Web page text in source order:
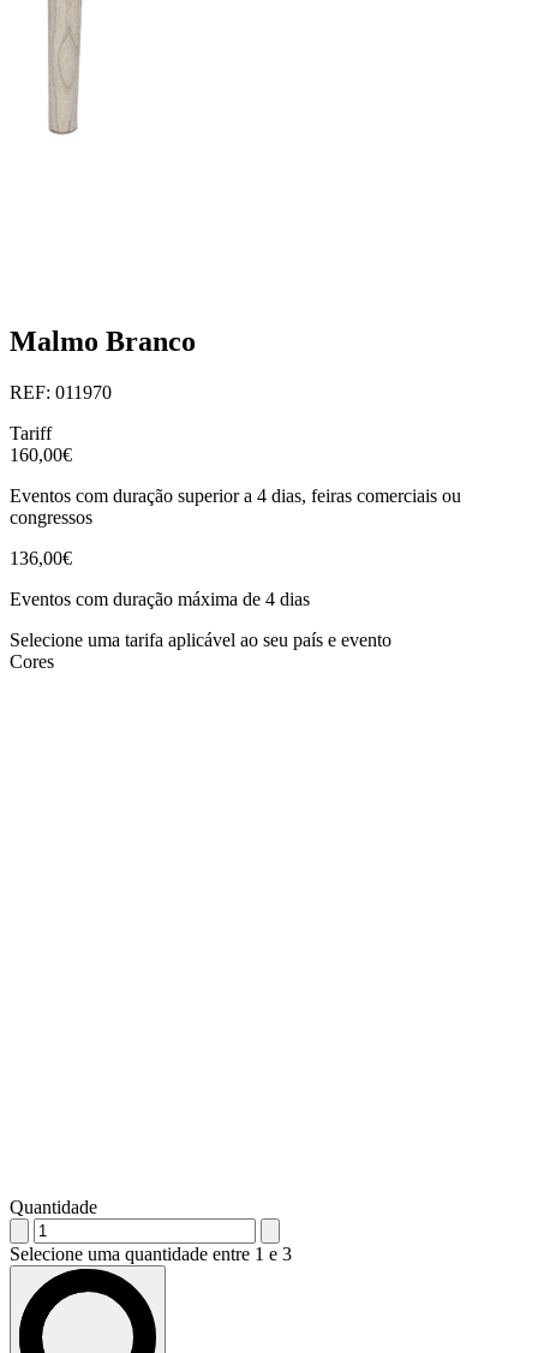
Malmo Branco
REF: 011970
Tariff
160,00€
Eventos com duração superior a 4 dias, feiras comerciais ou
congressos
136,00€
Eventos com duração máxima de 4 dias
Selecione uma tarifa aplicável ao seu país e evento
Cores
Quantidade
Selecione uma quantidade entre 1 e 3